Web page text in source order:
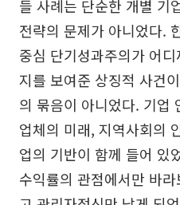
들 사례는 단순한 개별 기
전략의 문제가 아니었다.
중심 단기성과주의가 어
지를 보여준 상징적 사건
의 묶음이 아니었다. 기업
업체의 미래, 지역사회의
업의 기반이 함께 들어 있
수익률의 관점에서만 바